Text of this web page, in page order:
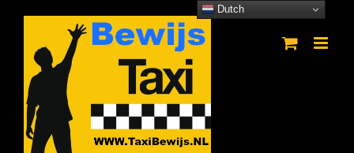
Dutch